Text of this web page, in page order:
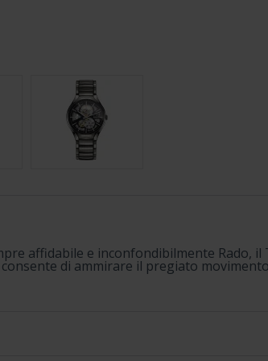
affidabile e inconfondibilmente Rado,
di ammirare il pregiato